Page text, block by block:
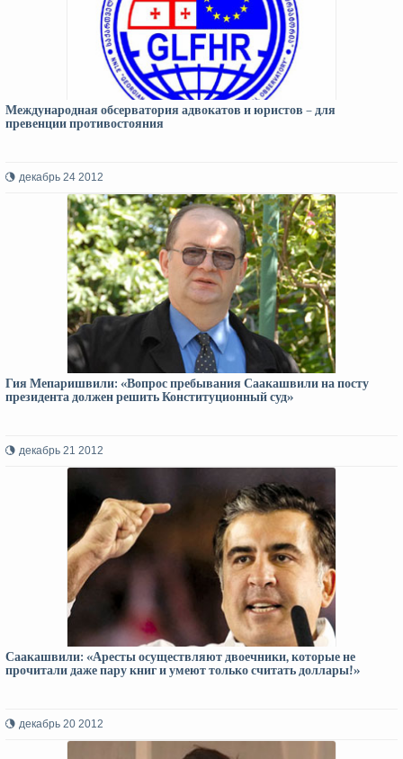
Международная обсерватория адвокатов и юристов – для
превенции противостояния
декабрь 24 2012
Гия Мепаришвили: «Вопрос пребывания Саакашвили на посту
президента должен решить Конституционный суд»
декабрь 21 2012
Саакашвили: «Аресты осуществляют двоечники, которые не
прочитали даже пару книг и умеют только считать доллары!»
декабрь 20 2012